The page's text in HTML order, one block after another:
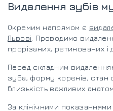
Видалення зубів
Окремим напрямом є
Львові . Проводимо
прорізаних, ретинованих і
Перед складним
зуба, форму коренів, стан
близькість важливих
За клінічними